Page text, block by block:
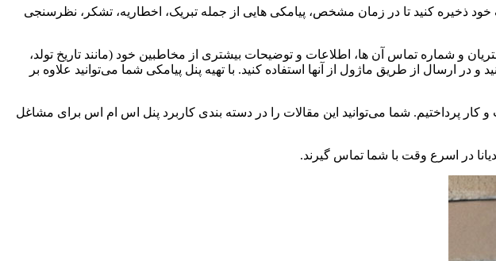
ذخیره کنید تا در زمان مشخص، پیامکی هایی از جمله تبریک، اخطاریه، تشکر، نظرسنجی
و شماره تماس آن ها، اطلاعات و توضیحات بیشتری از مخاطبین خود (مانند تاریخ تولد،
ارسال از طریق ماژول از آنها استفاده کنید. با تهیه پنل پیامکی شما می‌توانید علاوه بر
کار پرداختیم. شما می‌توانید این مقالات را در دسته بندی کاربرد پنل اس ام اس برای مشاغل
در اسرع وقت با شما تماس گیرند.